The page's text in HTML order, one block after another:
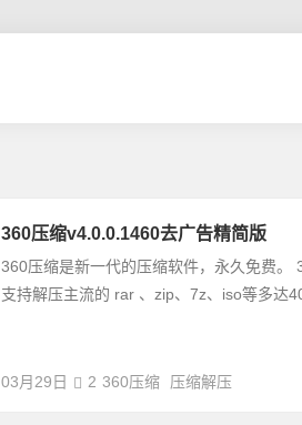
360压缩v4.0.0.1460去广告精简版
360压缩是新一代的压缩软件，永久免费。
支持解压主流的 rar 、zip、7z、iso等多达
03月29日 2 360压缩 压缩解压